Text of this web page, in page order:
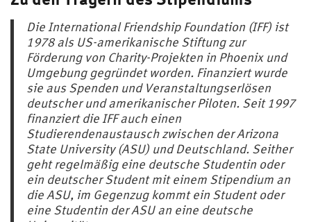
Die International Friendship Foundation (IFF) ist
1978 als US-amerikanische Stiftung zur
Förderung von Charity-Projekten in Phoenix und
Umgebung gegründet worden. Finanziert wurde
sie aus Spenden und Veranstaltungserlösen
deutscher und amerikanischer Piloten. Seit 1997
finanziert die IFF auch einen
Studierendenaustausch zwischen der Arizona
State University (ASU) und Deutschland. Seither
geht regelmäßig eine deutsche Studentin oder
ein deutscher Student mit einem Stipendium an
die ASU, im Gegenzug kommt ein Student oder
eine Studentin der ASU an eine deutsche